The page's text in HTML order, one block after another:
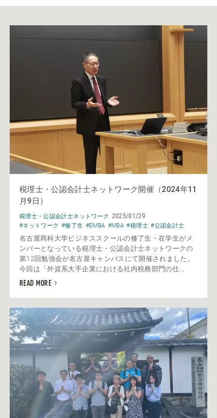
税理士・公認会計士ネットワーク開催（2024年11
月9日）
税理士・公認会計士ネットワーク 2025/01/29
#ネットワーク #修了生 #EMBA #MBA #税理士 #公認会計士
名古屋商科大学ビジネススクールの修了生・在学生がメ
ンバーとなっている税理士・公認会計士ネットワークの
第12回勉強会が名古屋キャンパスにて開催されました。
今回は「外資系大手企業における社内税務部門の仕...
READ MORE